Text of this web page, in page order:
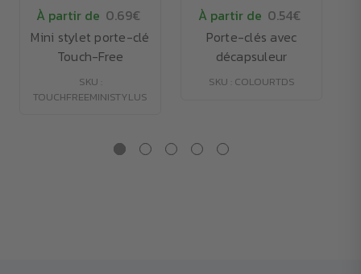
À partir de 0.69€
Mini stylet porte-clé
Touch-Free
SKU :
TOUCHFREEMINISTYLUS
À partir de 0.54€
Porte-clés avec
décapsuleur
SKU : COLOURTDS